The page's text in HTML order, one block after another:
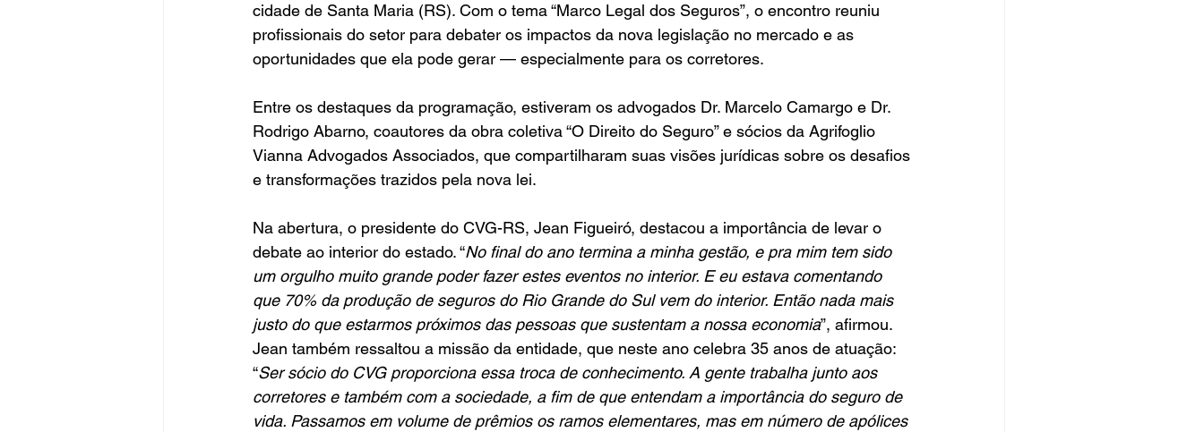
cidade de Santa Maria (RS). Com o tema “Marco Legal dos Seguros”, o encontro reuniu
profissionais do setor para debater os impactos da nova legislação no mercado e as
oportunidades que ela pode gerar — especialmente para os corretores.
Entre os destaques da programação, estiveram os advogados Dr. Marcelo Camargo e Dr.
Rodrigo Abarno, coautores da obra coletiva “O Direito do Seguro” e sócios da Agrifoglio
Vianna Advogados Associados, que compartilharam suas visões jurídicas sobre os desafios
e transformações trazidos pela nova lei.
Na abertura, o presidente do CVG-RS, Jean Figueiró, destacou a importância de levar o
debate ao interior do estado. “No final do ano termina a minha gestão, e pra mim tem sido
um orgulho muito grande poder fazer estes eventos no interior. E eu estava comentando
que 70% da produção de seguros do Rio Grande do Sul vem do interior. Então nada mais
justo do que estarmos próximos das pessoas que sustentam a nossa economia”, afirmou.
Jean também ressaltou a missão da entidade, que neste ano celebra 35 anos de atuação:
“Ser sócio do CVG proporciona essa troca de conhecimento. A gente trabalha junto aos
corretores e também com a sociedade, a fim de que entendam a importância do seguro de
vida. Passamos em volume de prêmios os ramos elementares, mas em número de apólices